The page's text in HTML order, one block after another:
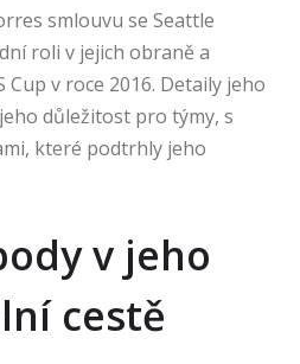
smlouvu se Seattle
roli v jejich obraně a
v roce 2016. Detaily jeho
důležitost pro týmy, s
které podtrhly jeho
v jeho
cestě